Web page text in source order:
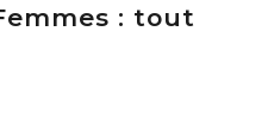
: tout